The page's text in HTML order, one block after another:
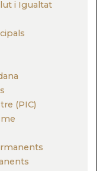
i Igualtat
(PIC)